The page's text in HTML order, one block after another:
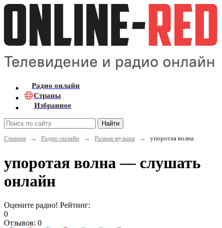
Радио онлайн
Страны
Избранное
Найти
Главная
→ Радио онлайн → Разная музыка → упоротая волна
упоротая волна — слушать
онлайн
Оцените радио! Рейтинг:
0
Отзывов: 0